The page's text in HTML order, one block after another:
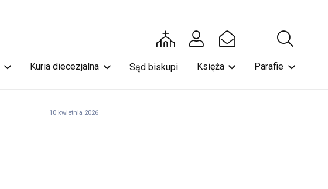
Kuria diecezjalna Sąd biskupi Księża Parafie
10 kwietnia 2026